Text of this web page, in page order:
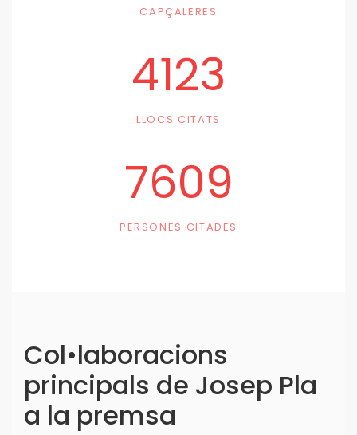
CAPÇALERES
4123
LLOCS CITATS
7609
PERSONES CITADES
Col•laboracions
principals de Josep Pla
a la premsa